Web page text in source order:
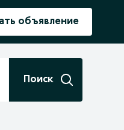
объявление
Поиск